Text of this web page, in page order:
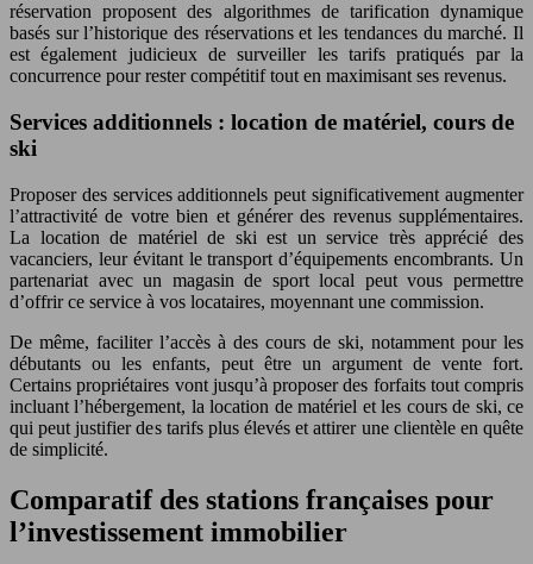
réservation proposent des algorithmes de tarification dynamique
basés sur l’historique des réservations et les tendances du marché. Il
est également judicieux de surveiller les tarifs pratiqués par la
concurrence pour rester compétitif tout en maximisant ses revenus.
Services additionnels : location de matériel, cours de
ski
Proposer des services additionnels peut significativement augmenter
l’attractivité de votre bien et générer des revenus supplémentaires.
La location de matériel de ski est un service très apprécié des
vacanciers, leur évitant le transport d’équipements encombrants. Un
partenariat avec un magasin de sport local peut vous permettre
d’offrir ce service à vos locataires, moyennant une commission.
De même, faciliter l’accès à des cours de ski, notamment pour les
débutants ou les enfants, peut être un argument de vente fort.
Certains propriétaires vont jusqu’à proposer des forfaits tout compris
incluant l’hébergement, la location de matériel et les cours de ski, ce
qui peut justifier des tarifs plus élevés et attirer une clientèle en quête
de simplicité.
Comparatif des stations françaises pour
l’investissement immobilier